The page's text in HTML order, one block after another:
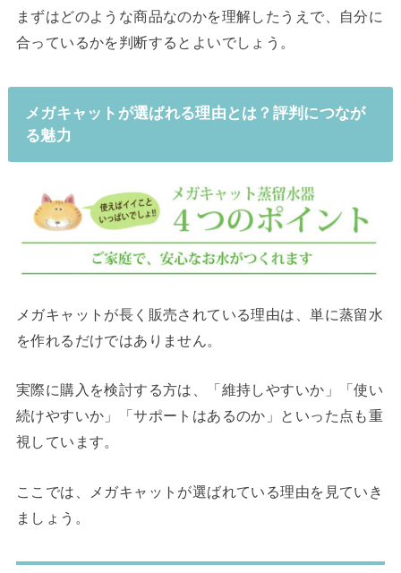
まずはどのような商品なのかを理解したうえで、自分に
合っているかを判断するとよいでしょう。
メガキャットが選ばれる理由とは？評判につなが
る魅力
メガキャットが長く販売されている理由は、単に蒸留水
を作れるだけではありません。
実際に購入を検討する方は、「維持しやすいか」「使い
続けやすいか」「サポートはあるのか」といった点も重
視しています。
ここでは、メガキャットが選ばれている理由を見ていき
ましょう。